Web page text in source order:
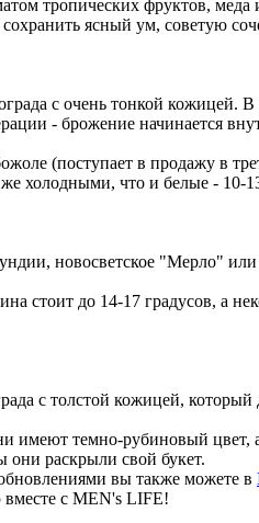
тропических фруктов,
ясный ум, советую
с очень тонкой кожицей.
- брожение начинается
(поступает в продажу в
холодными, что и белые - 10-
новосветское "Мерло"
стоит до 14-17 градусов, а
с толстой кожицей,
темно-рубиновый цвет,
они раскрыли свой букет.
вы также можете в
вместе с MEN's LIFE!